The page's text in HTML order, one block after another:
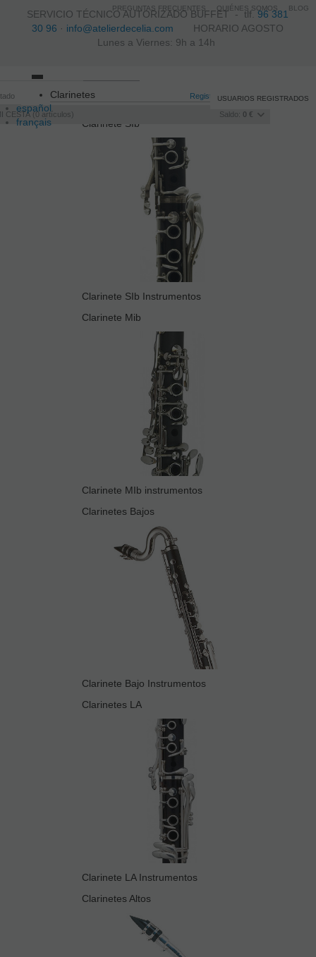
SERVICIO TÉCNICO AUTORIZADO BUFFET -tlf.96 381
30 96 · info@atelierdecelia.com HORARIO AGOSTO
Lunes a Viernes: 9h a 14h
español
français
Registro /Iniciar sesión
CESTA 0 artículos Saldo: 0 €
USUARIOS REGISTRADOS
navigation
Clarinetes
Clarinete SIb
Clarinete SIb Instrumentos
Clarinete Mib
Clarinete MIb instrumentos
Clarinetes Bajos
Clarinete Bajo Instrumentos
Clarinetes LA
Clarinete LA Instrumentos
Clarinetes Altos
PREGUNTAS FRECUENTES QUIÉNES SOMOS BLOG